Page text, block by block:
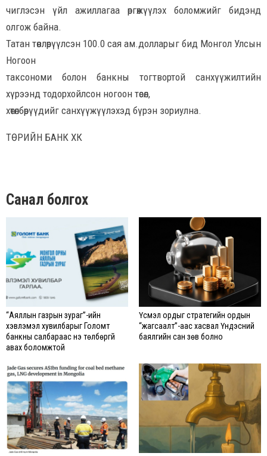
чиглэсэн үйл ажиллагаа өргөжүүлэх боломжийг бидэнд
олгож байна.
Татан төвлөрүүлсэн 100.0 сая ам.долларыг бид Монгол Улсын
Ногоон
таксономи болон банкны тогтвортой санхүүжилтийн
хүрээнд тодорхойлсон ногоон төсөл,
хөтөлбөрүүдийг санхүүжүүлэхэд бүрэн зориулна.
ТӨРИЙН БАНК ХК
Санал болгох
“Аяллын газрын зураг”-ийн
хэвлэмэл хувилбарыг Голомт
банкны салбараас үнэ төлбөргүй
авах боломжтой
Үүсмэл ордыг стратегийн ордын
“жагсаалт”-аас хасвал Үндэсний
баялгийн сан зөв болно